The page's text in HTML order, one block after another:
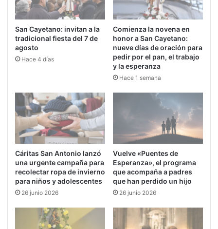
San Cayetano: invitan a la
tradicional fiesta del 7 de
agosto
Hace 4 días
Comienza la novena en
honor a San Cayetano:
nueve días de oración para
pedir por el pan, el trabajo
y la esperanza
Hace 1 semana
Cáritas San Antonio lanzó
una urgente campaña para
recolectar ropa de invierno
para niños y adolescentes
26 junio 2026
Vuelve «Puentes de
Esperanza», el programa
que acompaña a padres
que han perdido un hijo
26 junio 2026